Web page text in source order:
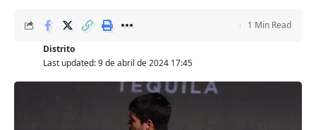
Last updated: 9 de abril de 2024 17:45
Distrito
1 Min Read